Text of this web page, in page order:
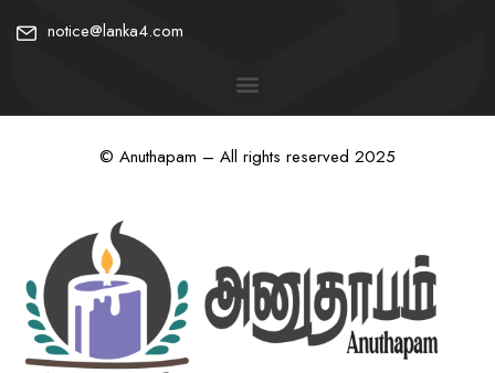
notice@lanka4.com
© Anuthapam – All rights reserved 2025